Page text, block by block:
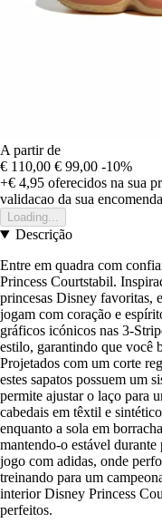
A partir de
€ 110,00 € 99,00 -10%
+€ 4,95 oferecidos na sua
validacao da sua encomenda
Loading...
Descrição
Entre em quadra com
Princess Courtstabil.
princesas Disney favoritas,
jogam com coração e
gráficos icónicos nas 3-
estilo, garantindo que você
Projetados com um corte
estes sapatos possuem um
permite ajustar o laço para
cabedais em têxtil e
enquanto a sola em
mantendo-o estável durante
jogo com adidas, onde
treinando para um
interior Disney Princess
perfeitos.